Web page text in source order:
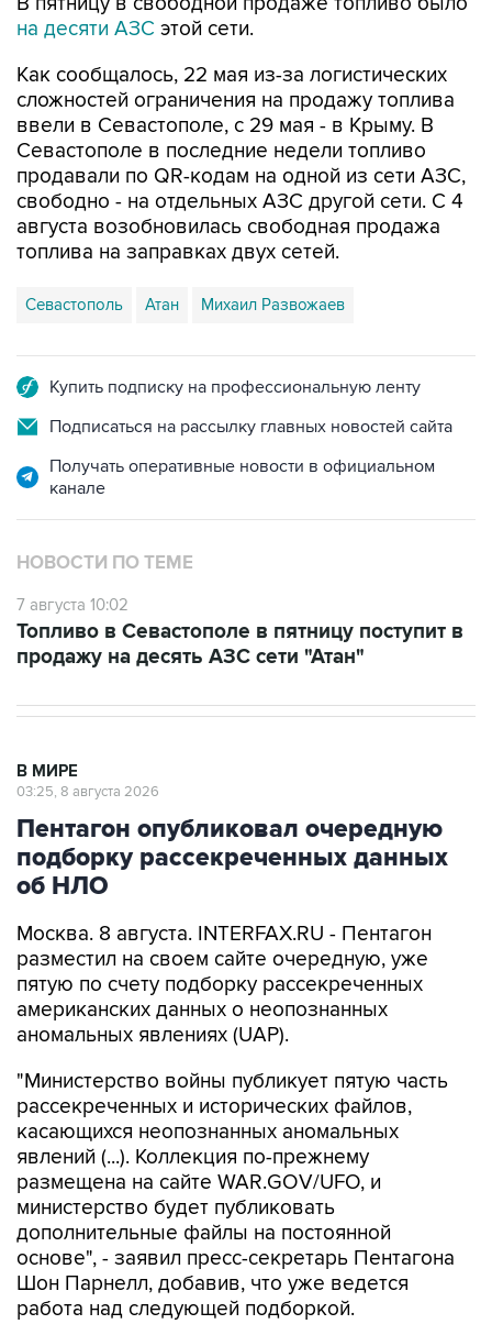
на десяти АЗС этой сети.
Как сообщалось, 22 мая из-за логистических
сложностей ограничения на продажу топлива
ввели в Севастополе, с 29 мая - в Крыму. В
Севастополе в последние недели топливо
продавали по QR-кодам на одной из сети АЗС,
свободно - на отдельных АЗС другой сети. С 4
августа возобновилась свободная продажа
топлива на заправках двух сетей.
Севастополь Атан Михаил Развожаев
Купить подписку на профессиональную ленту
Подписаться на рассылку главных новостей сайта
Получать оперативные новости в официальном
канале
НОВОСТИ ПО ТЕМЕ
7 августа 10:02
Топливо в Севастополе в пятницу поступит в
продажу на десять АЗС сети "Атан"
В МИРЕ
03:25, 8 августа 2026
Пентагон опубликовал очередную
подборку рассекреченных данных
об НЛО
Москва. 8 августа. INTERFAX.RU - Пентагон
разместил на своем сайте очередную, уже
пятую по счету подборку рассекреченных
американских данных о неопознанных
аномальных явлениях (UAP).
"Министерство войны публикует пятую часть
рассекреченных и исторических файлов,
касающихся неопознанных аномальных
явлений (...). Коллекция по-прежнему
размещена на сайте WAR.GOV/UFO, и
министерство будет публиковать
дополнительные файлы на постоянной
основе", - заявил пресс-секретарь Пентагона
Шон Парнелл, добавив, что уже ведется
работа над следующей подборкой.